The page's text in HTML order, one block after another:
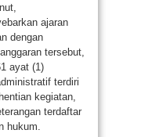
ajaran
dengan
tersebut,
ayat (1)
terdiri
kegiatan,
terdaftar
hukum.